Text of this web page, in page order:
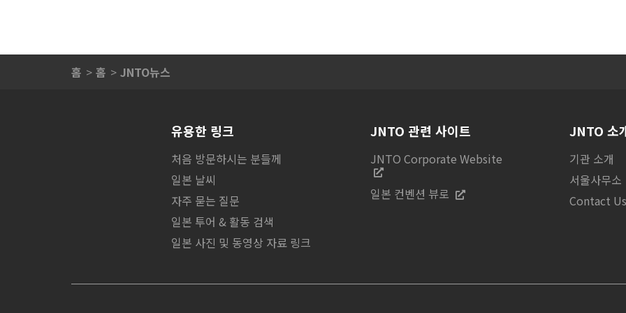
홈 홈 JNTO뉴스
유용한 링크
처음 방문하시는 분들께
일본 날씨
자주 묻는 질문
일본 투어 & 활동 검색
일본 사진 및 동영상 자료 링크
JNTO 관련 사이트
JNTO Corporate Website
일본 컨벤션 뷰로
JNTO 소
기관 소개
서울사무소
Contact Us